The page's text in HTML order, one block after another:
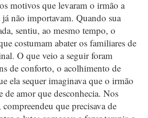
motivos que levaram o irmão a
já não importavam. Quando sua
sentiu, ao mesmo tempo, o
costumam abater os familiares de
O que veio a seguir foram
de conforto, o acolhimento de
ela sequer imaginava que o irmão
de amor que desconhecia. Nos
compreendeu que precisava de